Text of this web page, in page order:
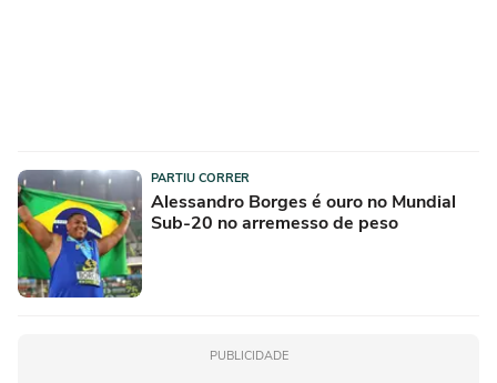
PARTIU CORRER
Alessandro Borges é ouro no Mundial
Sub-20 no arremesso de peso
PUBLICIDADE